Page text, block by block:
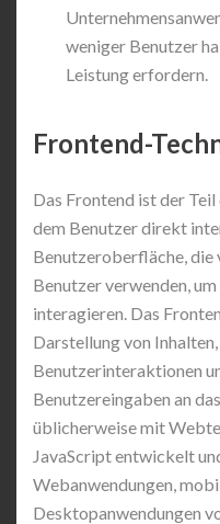
weniger Benutzer
Leistung erfordern.
Frontend-
Das Frontend ist der
dem Benutzer direkt
Benutzeroberfläche, die
Benutzer verwenden,
interagieren. Das
Darstellung von
Benutzerinteraktionen
Benutzereingaben an
üblicherweise mit
JavaScript entwickelt
Webanwendungen,
Desktopanwendungen